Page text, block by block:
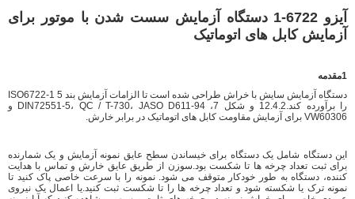
آیزو 6722-1 دستگاه آزمایش سست شدن با موتور برای
آزمایش کابل های اتوماتیک
1مقدمه
دستگاه آزمایش سایش با خراش طراحی شده است تا الزامات آزمایش بند 5 ISO6722-1
را برآورده کند.12.4.2 و شکل 7، DIN72551-5، QC / T-730، JASO D611-94 و
VW60306 برای آزمایش مقاومت کابل های اتوماتیک در برابر خارش.
این دستگاه شامل یک دستگاه برای خیساندن سطح عایق نمونه آزمایش و یک شمارنده
برای ثبت تعداد چرخه ها تا شکست بود.سوزن از طریق عایق خارش و تماس با هدایت
کننده، دستگاه به طور خودکار متوقف می شود. نمونه را با سرعت خاصی پاک کنید تا
نمونه ترک یا شکسته شود و تعداد چرخه ها را تا شکست ثبت کنید.یا اعمال یک نیروی